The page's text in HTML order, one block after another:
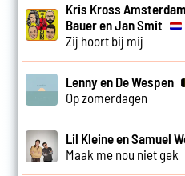
Kris Kross
Bauer en Jan Smit
Zij hoort bij mij
Lenny en De Wespen
Op zomerdagen
Lil Kleine en Samuel
Maak me nou niet gek